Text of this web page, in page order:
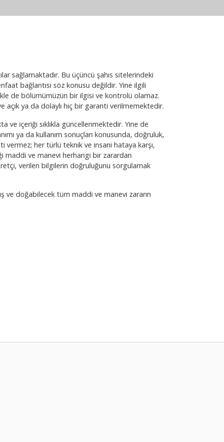
sağlamaktadır. Bu üçüncü şahıs sitelerindeki
bağlantısı söz konusu değildir. Yine ilgili
de bölümümüzün bir ilgisi ve kontrolü olamaz.
ya da dolaylı hiç bir garanti verilmemektedir.
içeriği sıklıkla güncellenmektedir. Yine de
ya da kullanım sonuçları konusunda, doğruluk,
vermez; her türlü teknik ve insani hataya karşı,
maddi ve manevi herhangi bir zarardan
verilen bilgilerin doğruluğunu sorgulamak
ve doğabilecek tüm maddi ve manevi zararın